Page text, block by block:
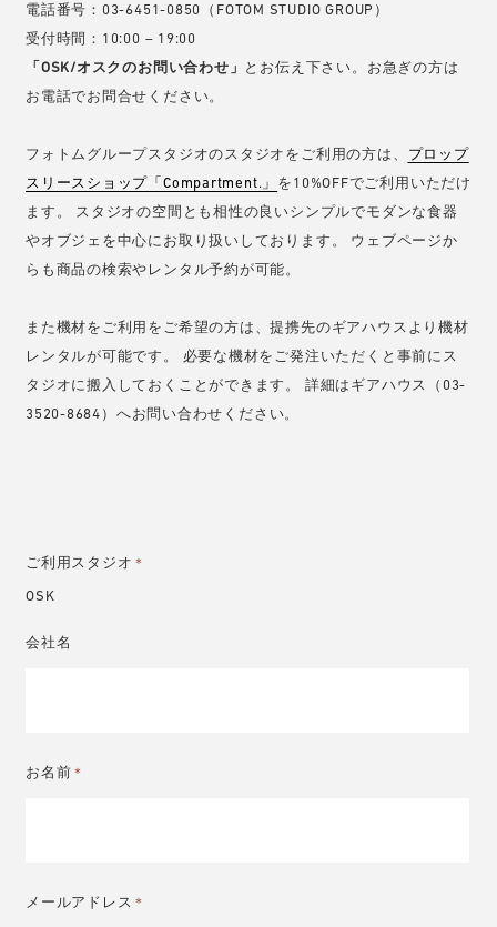
電話番号：03-6451-0850（FOTOM STUDIO GROUP）
受付時間：10:00 – 19:00
「OSK/オスクのお問い合わせ」 とお伝え下さい。お急ぎの方は
お電話でお問合せください。
フォトムグループスタジオのスタジオをご利用の方は、 プロップ
スリースショップ「Compartment.」 を10%OFFでご利用いただけ
ます。 スタジオの空間とも相性の良いシンプルでモダンな食器
やオブジェを中心にお取り扱いしております。 ウェブページか
らも商品の検索やレンタル予約が可能。
また機材をご利用をご希望の方は、提携先のギアハウスより機材
レンタルが可能です。 必要な機材をご発注いただくと事前にス
タジオに搬入しておくことができます。 詳細はギアハウス（03-
3520-8684）へお問い合わせください。
ご利用スタジオ ＊
OSK
会社名
お名前 ＊
メールアドレス ＊